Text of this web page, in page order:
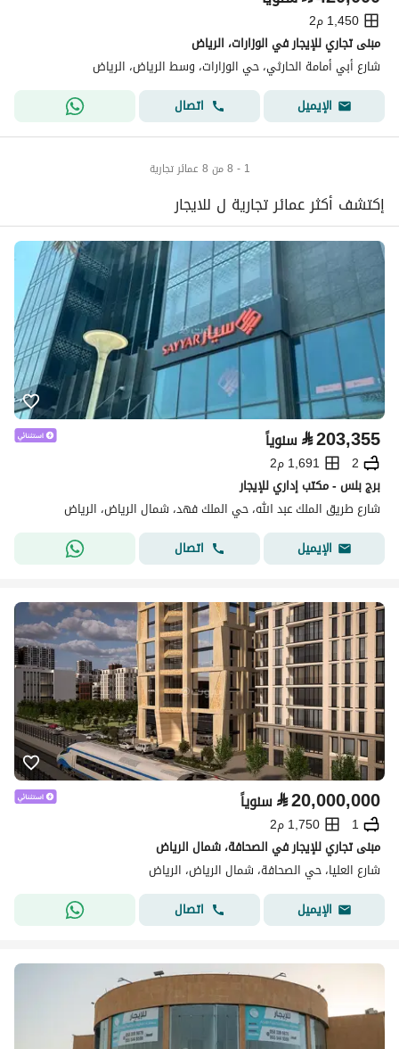
1,450 م2
مبنى تجاري للإيجار في الوزارات، الرياض
شارع أبي أمامة الحارثي، حي الوزارات، وسط الرياض، الرياض
الإيميل
اتصال
1 - 8 من 8 عمائر تجارية
إكتشف أكثر عمائر تجارية ل للايجار
⃁203,355 سنوياً
2
1,691 م2
برج بلس - مكتب إداري للإيجار
شارع طريق الملك عبد الله، حي الملك فهد، شمال الرياض، الرياض
الإيميل
اتصال
⃁20,000,000 سنوياً
1
1,750 م2
مبنى تجاري للإيجار في الصحافة، شمال الرياض
شارع العليا، حي الصحافة، شمال الرياض، الرياض
الإيميل
اتصال